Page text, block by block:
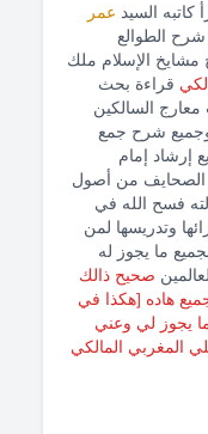
السيد عمر
شرح الطوالع
الإسلام ملك
قراءة بحث
السالكين
وجميع شرح جمع
إرشاد إمام
الصحايف من أصول
فسح الله في
وتدريسها لمن
ما يجوز له
صحيح ذالك
هاده [هكذا في
يجوز لي وعني
المغربي المالكي